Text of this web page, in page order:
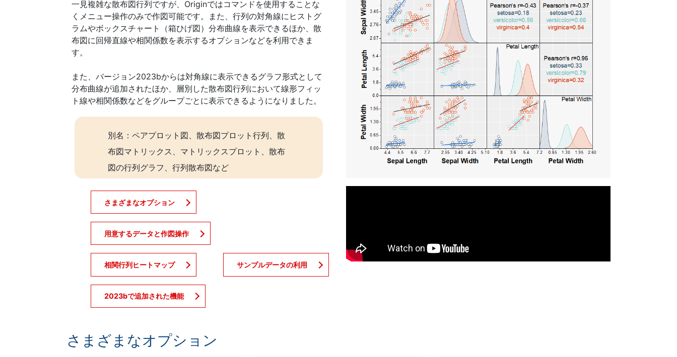
一見複雑な散布図行列ですが、Originではコマンドを使用することな
くメニュー操作のみで作図可能です。また、行列の対角線にヒストグ
ラムやボックスチャート（箱ひげ図）分布曲線を表示できるほか、散
布図に回帰直線や相関係数を表示するオプションなどを利用できま
す。
また、バージョン2023bからは対角線に表示できるグラフ形式として
分布曲線が追加されたほか、層別した散布図行列において線形フィッ
ト線や相関係数などをグループごとに表示できるようになりました。
別名：ペアプロット図、散布図プロット行列、散
布図マトリックス、マトリックスプロット、散布
図の行列グラフ、行列散布図など
さまざまなオプション
用意するデータと作図操作
相関行列ヒートマップ サンプルデータの利用
2023bで追加された機能
さまざまなオプション